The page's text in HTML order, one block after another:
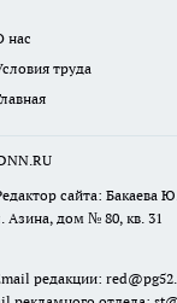
нас
труда
сайта: Бакаева
Азина, дом № 80, кв. 31
редакции: